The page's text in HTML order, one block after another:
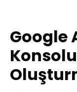
Google